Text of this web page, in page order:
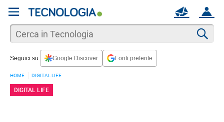
ACCOUNT
MAIL
Seguici su: Google Discover Fonti preferite
HOME DIGITAL LIFE
DIGITAL LIFE